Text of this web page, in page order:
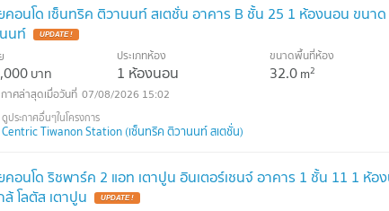
คอนโด เซ็นทริค ติวานนท์ สเตชั่น อาคาร B ชั้น 25 1 ห้องนอน ขนา
นท์
UPDATE !
บาท
ประเภทห้อง
1 ห้องนอน
ขนาดพื้นที่ห้อง
32.0m2
07/08/2026 15:02
Centric Tiwanon Station (เซ็นทริค ติวานนท์ สเตชั่น)
คอนโด ริชพาร์ค 2 แอท เตาปูน อินเตอร์เชนจ์ อาคาร 1 ชั้น 11 1 ห้
ล้ โลตัส เตาปูน
UPDATE !